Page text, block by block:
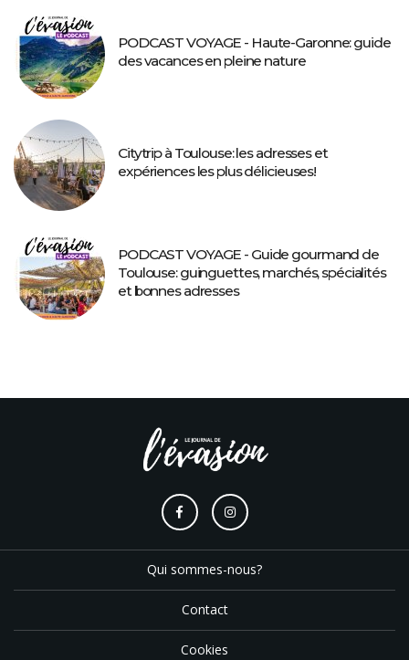
PODCAST VOYAGE - Haute-Garonne: guide
des vacances en pleine nature
Citytrip à Toulouse: les adresses et
expériences les plus délicieuses!
PODCAST VOYAGE - Guide gourmand de
Toulouse: guinguettes, marchés, spécialités
et bonnes adresses
Qui sommes-nous?
Contact
Cookies